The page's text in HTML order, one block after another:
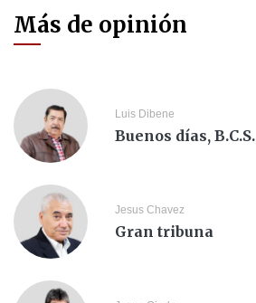
Más de opinión
Luis Dibene
Buenos días, B.C.S.
Jesus Chavez
Gran tribuna